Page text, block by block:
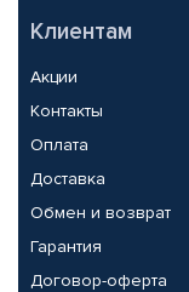
Клиентам
Акции
Контакты
Оплата
Доставка
Обмен и возврат
Гарантия
Договор-оферта